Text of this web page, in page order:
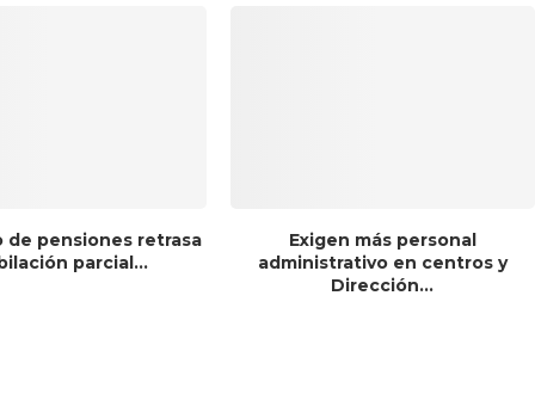
de pensiones retrasa
parcial...
Exigen más personal
administrativo en centros y
Dirección...